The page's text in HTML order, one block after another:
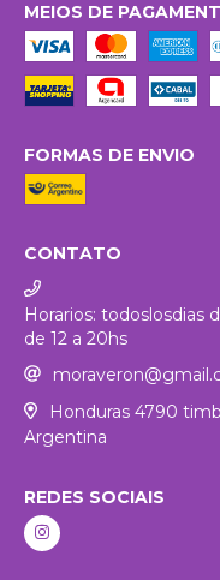
MEIOS DE
FORMAS DE ENVIO
CONTATO
Horarios: todoslosdias
de 12 a 20hs
Honduras 4790
Argentina
REDES SOCIAIS